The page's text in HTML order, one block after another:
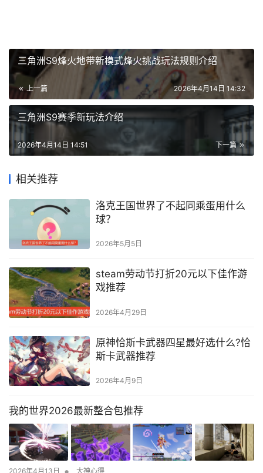
三角洲S9烽火地带新模式烽火挑战玩法规则介绍
上一篇 2026年4月14日 14:32
三角洲S9赛季新玩法介绍
下一篇
2026年4月14日 14:51
相关推荐
洛克王国世界了不起同乘蛋用什么
球？
2026年5月5日
steam劳动节打折20元以下佳作游
戏推荐
2026年4月29日
原神恰斯卡武器四星最好选什么?恰
斯卡武器推荐
2026年4月9日
我的世界2026最新整合包推荐
2026年4月13日 大神心得